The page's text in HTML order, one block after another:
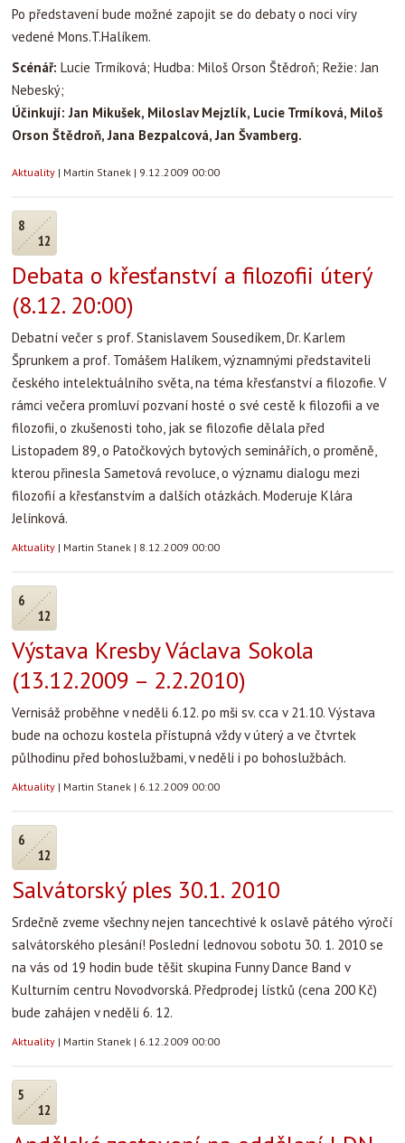
Po představení bude možné zapojit se do debaty o noci víry
vedené Mons.T.Halíkem.
Scénář: Lucie Trmíková; Hudba: Miloš Orson Štědroň; Režie: Jan
Nebeský;
Účinkují: Jan Mikušek, Miloslav Mejzlík, Lucie Trmíková, Miloš
Orson Štědroň, Jana Bezpalcová, Jan Švamberg.
Aktuality | Martin Stanek | 9.12.2009 00:00
8
12
Debata o křesťanství a filozofii úterý
(8.12. 20:00)
Debatní večer s prof. Stanislavem Sousedíkem, Dr. Karlem
Šprunkem a prof. Tomášem Halíkem, významnými představiteli
českého intelektuálního světa, na téma křesťanství a filozofie. V
rámci večera promluví pozvaní hosté o své cestě k filozofii a ve
filozofii, o zkušenosti toho, jak se filozofie dělala před
Listopadem 89, o Patočkových bytových seminářích, o proměně,
kterou přinesla Sametová revoluce, o významu dialogu mezi
filozofií a křesťanstvím a dalších otázkách. Moderuje Klára
Jelínková.
Aktuality | Martin Stanek | 8.12.2009 00:00
6
12
Výstava Kresby Václava Sokola
(13.12.2009 – 2.2.2010)
Vernisáž proběhne v neděli 6.12. po mši sv. cca v 21.10. Výstava
bude na ochozu kostela přístupná vždy v úterý a ve čtvrtek
půlhodinu před bohoslužbami, v neděli i po bohoslužbách.
Aktuality | Martin Stanek | 6.12.2009 00:00
6
12
Salvátorský ples 30.1. 2010
Srdečně zveme všechny nejen tancechtivé k oslavě pátého výročí
salvátorského plesání! Poslední lednovou sobotu 30. 1. 2010 se
na vás od 19 hodin bude těšit skupina Funny Dance Band v
Kulturním centru Novodvorská. Předprodej lístků (cena 200 Kč)
bude zahájen v neděli 6. 12.
Aktuality | Martin Stanek | 6.12.2009 00:00
5
12